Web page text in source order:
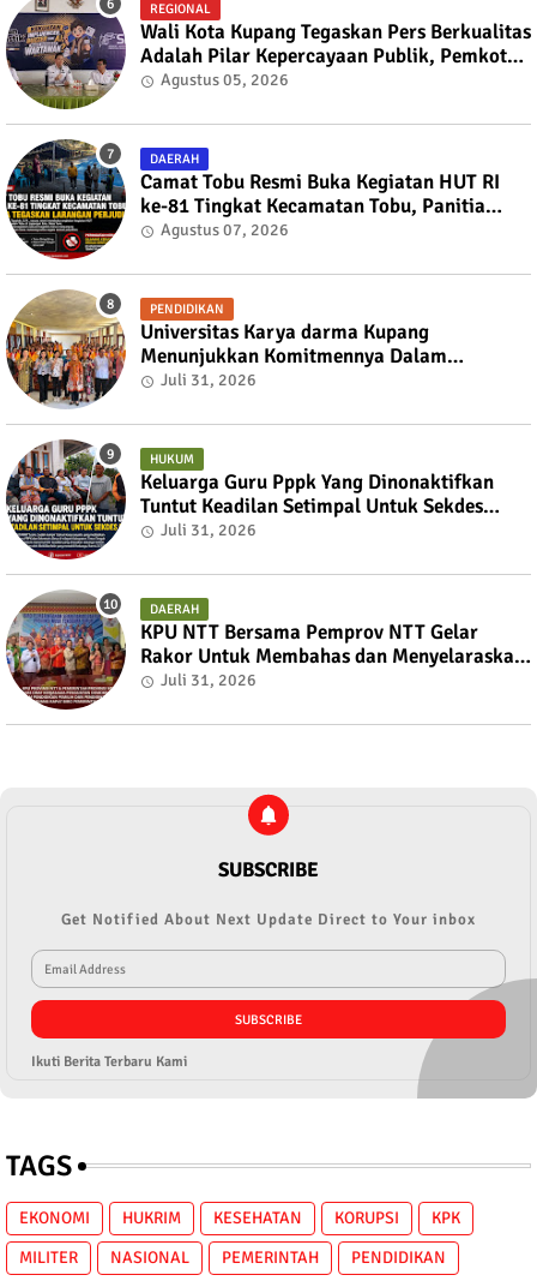
REGIONAL
Wali Kota Kupang Tegaskan Pers Berkualitas
Adalah Pilar Kepercayaan Publik, Pemkot
Siap Perkuat Kolaborasi dengan SMSI NTT
Agustus 05, 2026
DAERAH
Camat Tobu Resmi Buka Kegiatan HUT RI
ke-81 Tingkat Kecamatan Tobu, Panitia
Tegaskan Larangan Perjudian
Agustus 07, 2026
PENDIDIKAN
Universitas Karya darma Kupang
Menunjukkan Komitmennya Dalam
Mendukung Pembangunan Masyarakat
Juli 31, 2026
HUKUM
Keluarga Guru Pppk Yang Dinonaktifkan
Tuntut Keadilan Setimpal Untuk Sekdes
Bijaepunu
Juli 31, 2026
DAERAH
KPU NTT Bersama Pemprov NTT Gelar
Rakor Untuk Membahas dan Menyelaraskan
Draft Nota Kesepahaman
Juli 31, 2026
SUBSCRIBE
Get Notified About Next Update Direct to Your inbox
Ikuti Berita Terbaru Kami
TAGS
EKONOMI HUKRIM KESEHATAN KORUPSI
KPK
MILITER
NASIONAL PEMERINTAH PENDIDIKAN